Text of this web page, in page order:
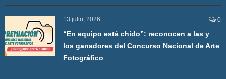
13 julio, 2026 0
“En equipo está chido”: reconocen a las y
los ganadores del Concurso Nacional de Arte
Fotográfico